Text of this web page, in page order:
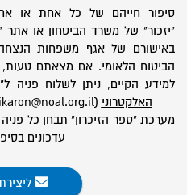
סיפור חייהם של כל אחת או
"יזכור" של משרד הביטחון או אתר
באישורם של אגף משפחות
הביטוח הלאומי. אם מצאתם טעות,
למידע הקיים, ניתן לשלוח פניה
האלקטרוני (zikaron@noal.org.il) בצירוף פרטיכם המלאים.
מערכת "ספר הזיכרון" תבחן כל
עדכונים